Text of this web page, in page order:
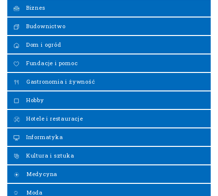
Biznes
Budownictwo
Dom i ogród
Fundacje i pomoc
Gastronomia i żywność
Hobby
Hotele i restauracje
Informatyka
Kultura i sztuka
Medycyna
Moda